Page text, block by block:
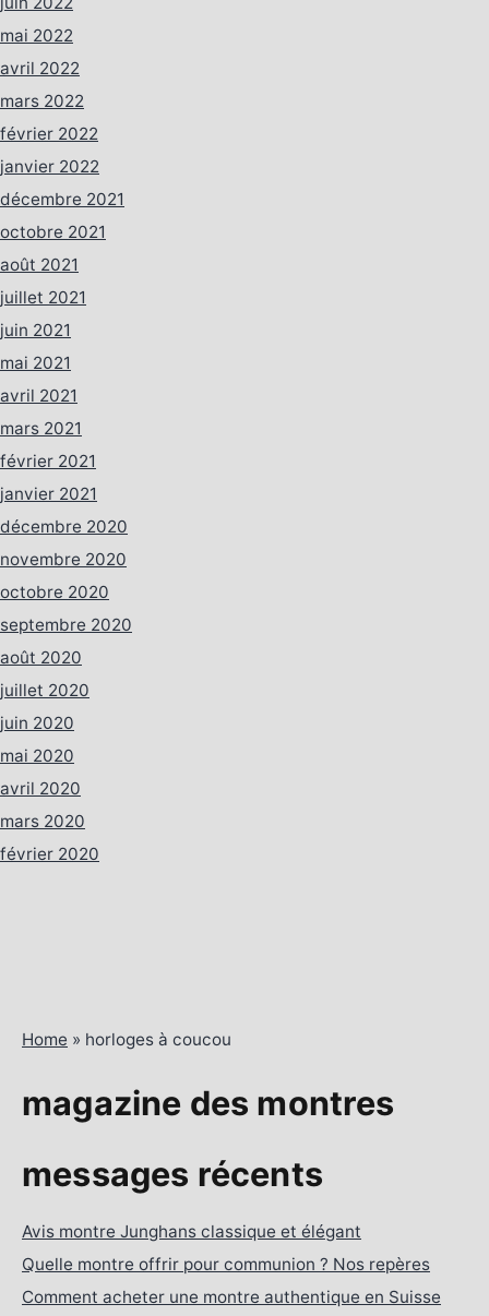
mai 2022
avril 2022
mars 2022
février 2022
janvier 2022
décembre 2021
octobre 2021
août 2021
juillet 2021
juin 2021
mai 2021
avril 2021
mars 2021
février 2021
janvier 2021
décembre 2020
novembre 2020
octobre 2020
septembre 2020
août 2020
juillet 2020
juin 2020
mai 2020
avril 2020
mars 2020
février 2020
Home » horloges à coucou
magazine des montres
messages récents
Avis montre Junghans classique et élégant
Quelle montre offrir pour communion ? Nos repères
Comment acheter une montre authentique en Suisse